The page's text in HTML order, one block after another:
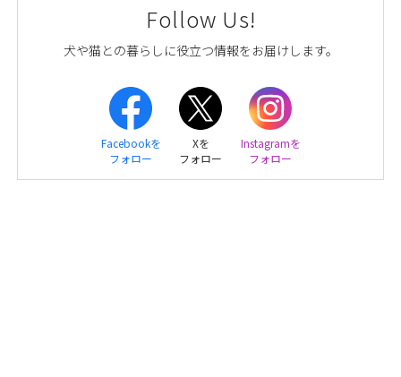
Follow Us!
犬や猫との暮らしに役立つ情報をお届けします。
Facebookを
フォロー
Xを
フォロー
Instagramを
フォロー